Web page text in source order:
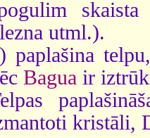
utml.).
paplašina
Bagua ir
kristāli,